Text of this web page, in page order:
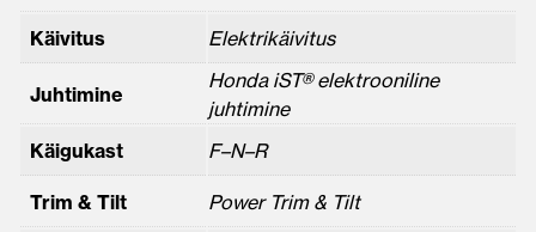
Käivitus Elektrikäivitus
Juhtimine
Honda iST® elektrooniline
juhtimine
Käigukast
F–N–R
Trim & Tilt Power Trim & Tilt